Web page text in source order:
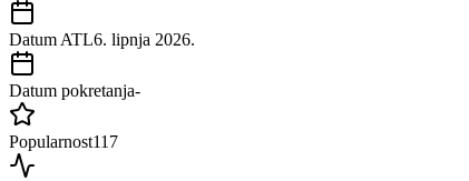
Datum ATL6. lipnja 2026.
Datum pokretanja-
Popularnost117